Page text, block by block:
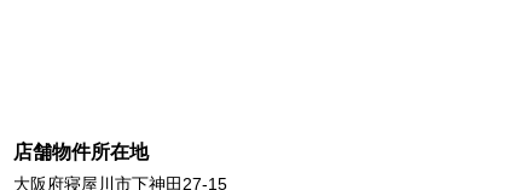
店舗物件所在地
大阪府寝屋川市下神田27-15